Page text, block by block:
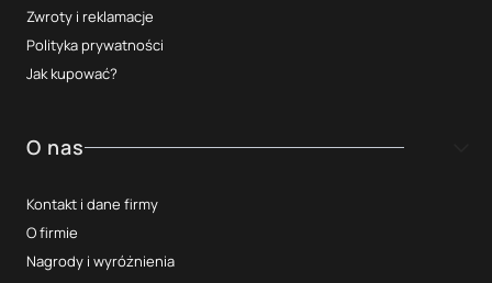
Zwroty i reklamacje
Polityka prywatności
Jak kupować?
O nas
Kontakt i dane firmy
O firmie
Nagrody i wyróżnienia